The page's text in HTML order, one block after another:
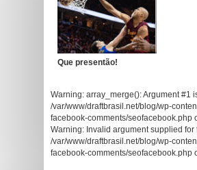
Que presentão!
Warning: array_merge(): Argument #1
/var/www/draftbrasil.net/blog/wp-
facebook-comments/seofacebook.php
Warning: Invalid argument supplied for
/var/www/draftbrasil.net/blog/wp-
facebook-comments/seofacebook.php